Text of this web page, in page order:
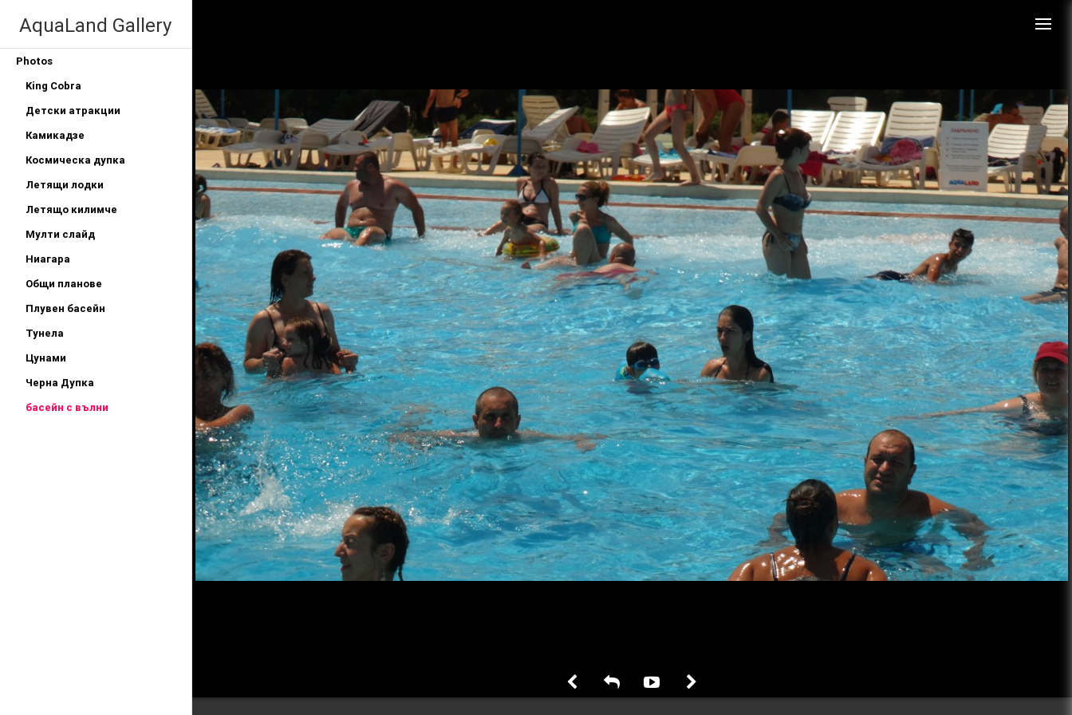
AquaLand Gallery
Photos
King Cobra
Детски атракции
Камикадзе
Космическа дупка
Летящи лодки
Летящо килимче
Мулти слайд
Ниагара
Общи планове
Плувен басейн
Тунела
Цунами
Черна Дупка
басейн с вълни